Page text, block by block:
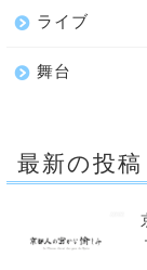
ライブ
舞台
最新の投稿